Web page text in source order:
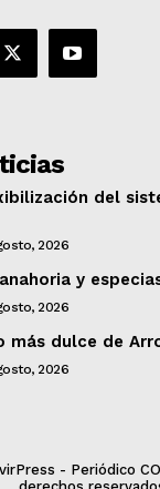
del
2026
y
2026
más dulce de
2026
- Periódico